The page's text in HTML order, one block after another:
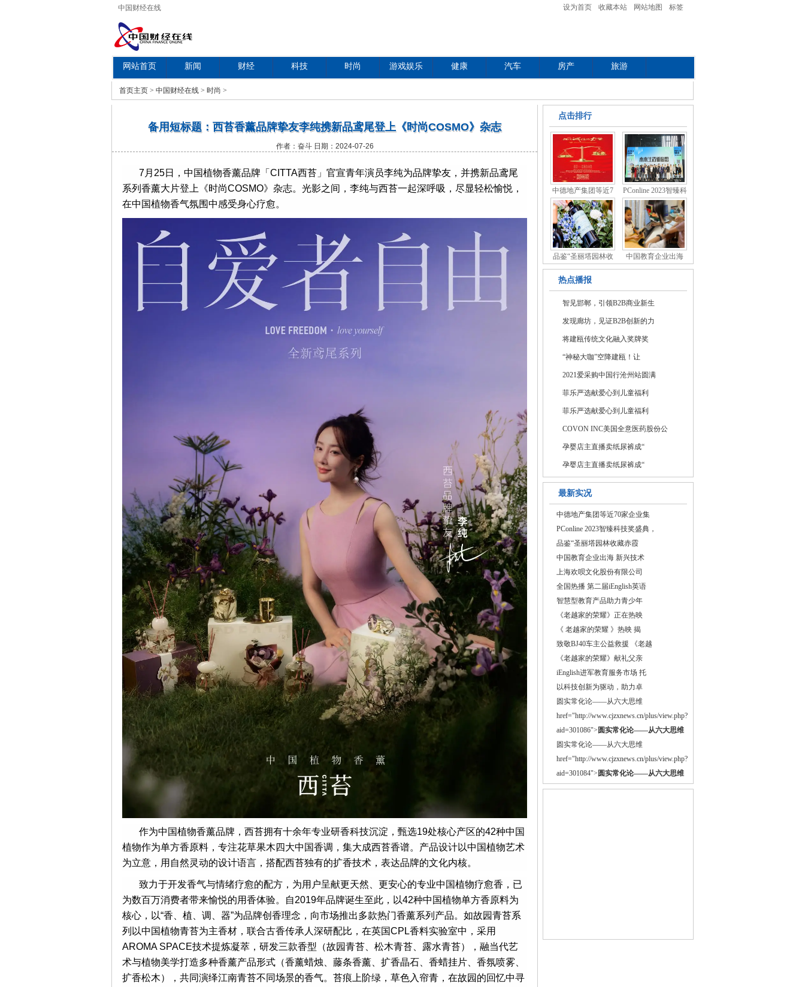
中国财经在线 设为首页 收藏本站 网站地图 标签
网站首页 新闻 财经 科技 时尚 游戏娱乐 健康 汽车 房产 旅游
教育
首页主页 > 中国财经在线 > 时尚 >
备用短标题：西苔香薰品牌挚友李纯携新品鸢尾登上《时尚COSMO》杂志
作者：奋斗 日期：2024-07-26
7月25日，中国植物香薰品牌「CITTA西苔」官宣青年演员李纯为品牌挚友，并携新品鸢尾
系列香薰大片登上《时尚COSMO》杂志。光影之间，李纯与西苔一起深呼吸，尽显轻松愉悦，
在中国植物香气氛围中感受身心疗愈。
作为中国植物香薰品牌，西苔拥有十余年专业研香科技沉淀，甄选19处核心产区的42种中国
植物作为单方香原料，专注花草果木四大中国香调，集大成西苔香谱。产品设计以中国植物艺术
为立意，用自然灵动的设计语言，搭配西苔独有的扩香技术，表达品牌的文化内核。
致力于开发香气与情绪疗愈的配方，为用户呈献更天然、更安心的专业中国植物疗愈香，已
为数百万消费者带来愉悦的用香体验。自2019年品牌诞生至此，以42种中国植物单方香原料为
核心，以“香、植、调、器”为品牌创香理念，向市场推出多款热门香薰系列产品。如故园青苔系
列以中国植物青苔为主香材，联合古香传承人深研配比，在英国CPL香料实验室中，采用
AROMA SPACE技术提炼凝萃，研发三款香型（故园青苔、松木青苔、露水青苔），融当代艺
术与植物美学打造多种香薰产品形式（香薰蜡烛、藤条香薰、扩香晶石、香蜡挂片、香氛喷雾、
扩香松木），共同演绎江南青苔不同场景的香气。苔痕上阶绿，草色入帘青，在故园的回忆中寻
点击排行
中德地产集团等近7
PConline 2023智臻科
技奖
品鉴“圣丽塔园林收
中国教育企业出海
新
热点播报
智见邯郸，引领B2B商业新生
发现廊坊，见证B2B创新的力
将建瓯传统文化融入奖牌奖
“神秘大咖”空降建瓯！让
2021爱采购中国行沧州站圆满
菲乐严选献爱心到儿童福利
菲乐严选献爱心到儿童福利
COVON INC美国全意医药股份公
孕婴店主直播卖纸尿裤成“
孕婴店主直播卖纸尿裤成“
最新实况
中德地产集团等近70家企业集
PConline 2023智臻科技奖盛典，
品鉴“圣丽塔园林收藏赤霞
中国教育企业出海 新兴技术
上海欢呗文化股份有限公司
全国热播 第二届iEnglish英语
智慧型教育产品助力青少年
《老越家的荣耀》正在热映
《 老越家的荣耀 》热映 揭
致敬BJ40车主公益救援 《老越
《老越家的荣耀》献礼父亲
iEnglish进军教育服务市场 托
以科技创新为驱动，助力卓
圆实常化论——从六大思维
href="http://www.cjzxnews.cn/plus/view.php?
aid=301086"> 圆实常化论——从六大思维
圆实常化论——从六大思维
href="http://www.cjzxnews.cn/plus/view.php?
aid=301084"> 圆实常化论——从六大思维